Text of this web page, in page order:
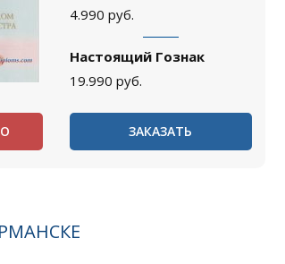
4.990 руб.
Настоящий Гознак
19.990 руб.
ЗАКАЗАТЬ